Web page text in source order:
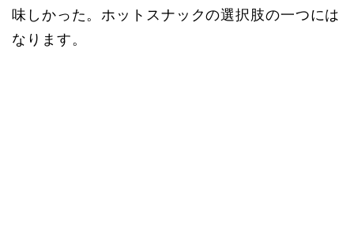
味しかった。ホットスナックの選択肢の一つには
なります。